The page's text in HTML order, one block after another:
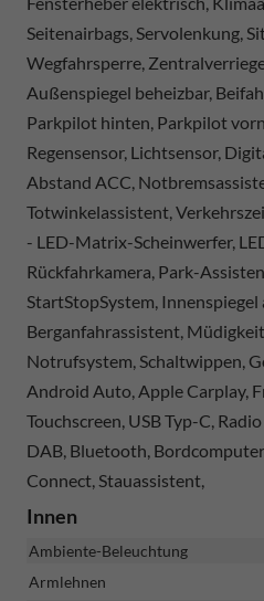
Seitenairbags, Servolenkung,
Wegfahrsperre,
Außenspiegel beheizbar,
Parkpilot hinten, Parkpilot
Regensensor, Lichtsensor,
Abstand ACC,
Totwinkelassistent,
- LED-Matrix-Scheinwerfer,
Rückfahrkamera, Park-
StartStopSystem, Innenspiegel
Berganfahrassistent,
Notrufsystem, Schaltwippen,
Android Auto, Apple Carplay,
Touchscreen, USB Typ-C,
DAB, Bluetooth,
Connect, Stauassistent,
Innen
Ambiente-Beleuchtung
Armlehnen